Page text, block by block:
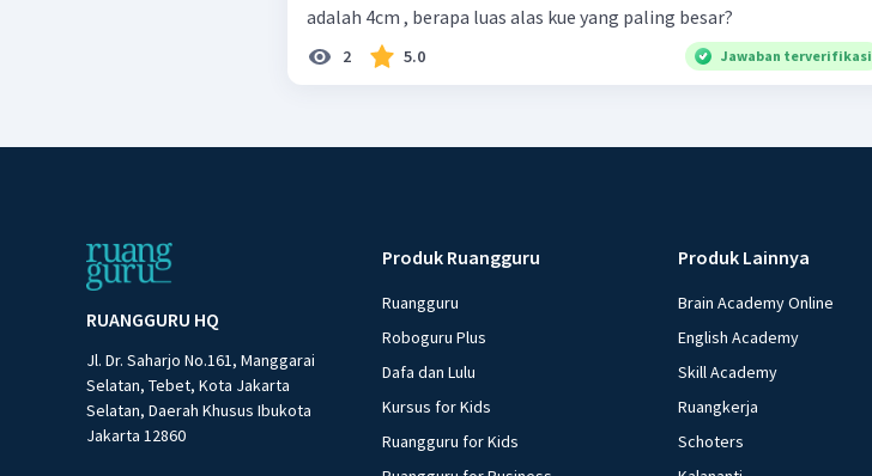
adalah 4cm , berapa luas alas kue yang paling besar?
2 5.0 Jawaban terverifikasi
RUANGGURU HQ
Jl. Dr. Saharjo No.161, Manggarai
Selatan, Tebet, Kota Jakarta
Selatan, Daerah Khusus Ibukota
Jakarta 12860
Produk Ruangguru
Ruangguru
Roboguru Plus
Dafa dan Lulu
Kursus for Kids
Ruangguru for Kids
Produk Lainnya
Brain Academy Online
English Academy
Skill Academy
Ruangkerja
Schoters